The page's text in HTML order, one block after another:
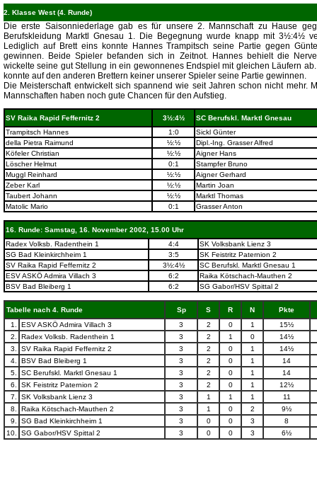
2. Klasse West (4. Runde)
Die erste Saisonniederlage gab es für unsere 2. Mannschaft zu Hause
Berufskleidung Marktl Gnesau 1. Die Begegnung wurde knapp mit 3½:4½
Lediglich auf Brett eins konnte Hannes Trampitsch seine Partie gegen
gewinnen. Beide Spieler befanden sich in Zeitnot. Hannes behielt die
wickelte seine gut Stellung in ein gewonnenes Endspiel mit gleichen Läufern
konnte auf den anderen Brettern keiner unserer Spieler seine Partie gewinnen.
Die Meisterschaft entwickelt sich spannend wie seit Jahren schon nicht mehr.
Mannschaften haben noch gute Chancen für den Aufstieg.
SV Raika Rapid Feffernitz 2 3½:4½
SC Berufskl. Marktl Gnesau
Trampitsch Hannes
1:0
Sickl Günter
della Pietra Raimund
½:½
Dipl.-Ing. Grasser Alfred
Köfeler Christian
½:½
Aigner Hans
Löscher Helmut
0:1
Stampfer Bruno
Muggl Reinhard
½:½
Aigner Gerhard
Zeber Karl
½:½
Martin Joan
Taubert Johann
½:½
Marktl Thomas
Matolic Mario
0:1 Grasser Anton
16. Runde: Samstag, 16. November 2002, 15.00 Uhr
Radex Volksb. Radenthein 1
4:4
SK Volksbank Lienz 3
SG Bad Kleinkirchheim 1
3:5
SK Feistritz Paternion 2
SV Raika Rapid Feffernitz 2
3½:4½
SC Berufskl. Marktl Gnesau 1
ESV ASKÖ Admira Villach 3
6:2
Raika Kötschach-Mauthen 2
BSV Bad Bleiberg 1
6:2 SG Gabor/HSV Spittal 2
Tabelle nach 4. Runde Sp S R N
Pkte
1.
ESV ASKÖ Admira Villach 3 3 2 0 1
15½
2.
Radex Volksb. Radenthein 1 3 2 1 0
14½
3.
SV Raika Rapid Feffernitz 2 3 2 0 1
14½
4.
BSV Bad Bleiberg 1 3 2 0 1
14
5.
SC Berufskl. Marktl Gnesau 1 3 2 0 1
14
6.
SK Feistritz Paternion 2 3 2 0 1
12½
7.
SK Volksbank Lienz 3 3 1 1 1
11
8.
Raika Kötschach-Mauthen 2 3 1 0 2
9½
9.
SG Bad Kleinkirchheim 1 3 0 0 3
8
10.
SG Gabor/HSV Spittal 2 3 0 0 3 6½